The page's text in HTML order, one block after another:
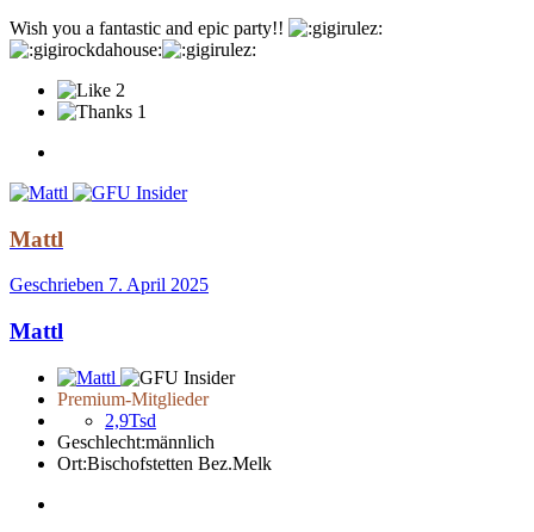
Wish you a fantastic and epic party!!
2
1
Mattl
Geschrieben 7. April 2025
Mattl
Premium-Mitglieder
2,9Tsd
Geschlecht:männlich
Ort:Bischofstetten Bez.Melk